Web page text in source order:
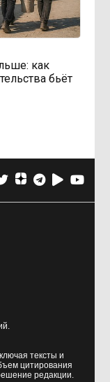
как
бьёт
тексты и
цитирования
редакции.